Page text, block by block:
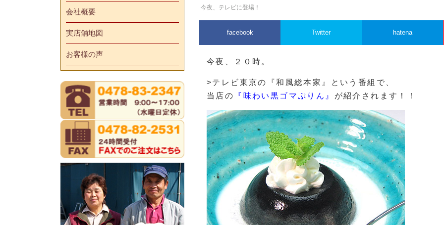
今夜、テレビに登場！
facebook Twitter hatena
今夜、２０時。
>テレビ東京の『和風総本家』という番組で、
当店の
『味わい黒ゴマぷりん』 が紹介されます！！
会社概要
実店舗地図
お客様の声